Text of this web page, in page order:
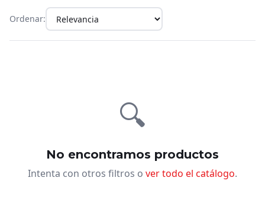
Ordenar:
🔍
No encontramos productos
Intenta con otros filtros o ver todo el catálogo.